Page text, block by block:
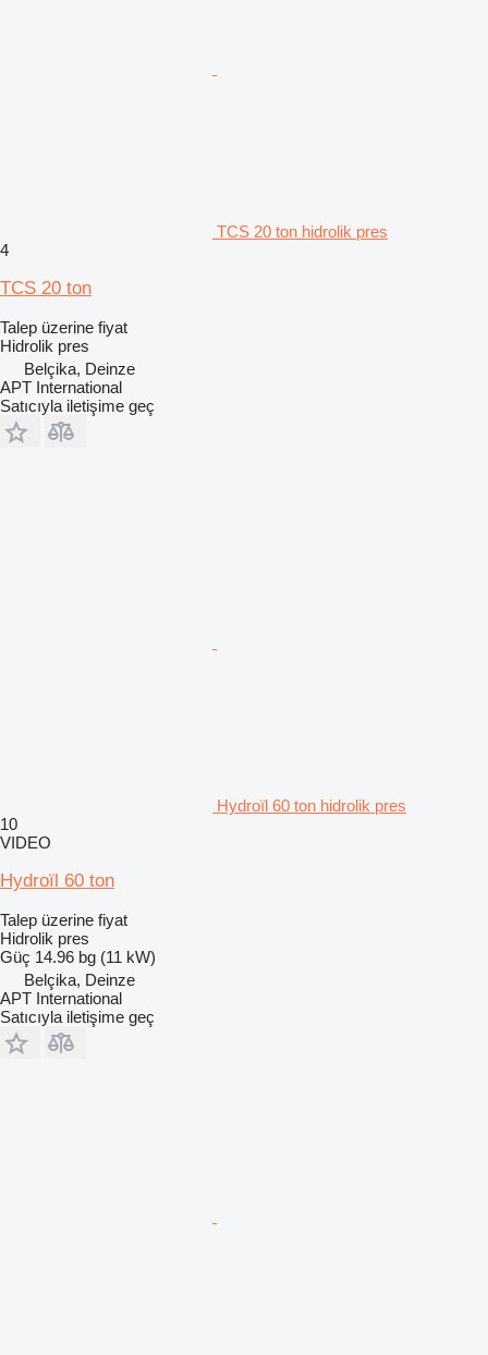
TCS 20 ton hidrolik pres
4
TCS 20 ton
Talep üzerine fiyat
Hidrolik pres
Belçika, Deinze
APT International
Satıcıyla iletişime geç
Hydroïl 60 ton hidrolik pres
10
VIDEO
Hydroïl 60 ton
Talep üzerine fiyat
Hidrolik pres
Güç 14.96 bg (11 kW)
Belçika, Deinze
APT International
Satıcıyla iletişime geç